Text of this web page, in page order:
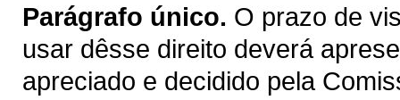
Parágrafo único. O prazo de
usar dêsse direito deverá
apreciado e decidido pela